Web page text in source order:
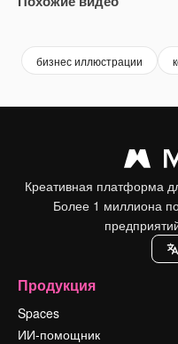
бизнес иллюстрации
Креативная платформа
Более 1 миллиона
Продукция
Spaces
ИИ-помощник